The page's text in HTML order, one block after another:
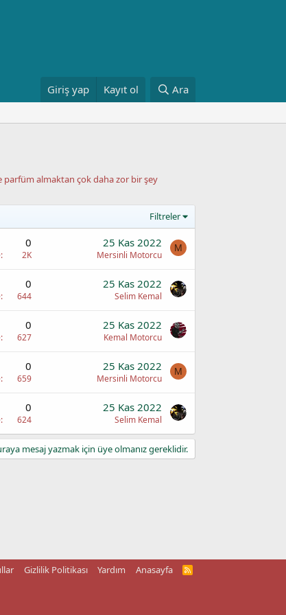
Giriş yap Kayıt ol Ara
parfüm almaktan çok daha zor bir şey
Filtreler
0
2K
25 Kas 2022
Mersinli Motorcu
M
0
644
25 Kas 2022
Selim Kemal
0
627
25 Kas 2022
Kemal Motorcu
0
659
25 Kas 2022
Mersinli Motorcu
M
0
624
25 Kas 2022
Selim Kemal
mesaj yazmak için üye olmanız gereklidir.
Gizlilik Politikası Yardım Anasayfa
R